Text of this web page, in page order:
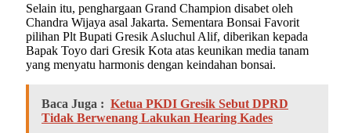
Selain itu, penghargaan Grand Champion disabet oleh
Chandra Wijaya asal Jakarta. Sementara Bonsai Favorit
pilihan Plt Bupati Gresik Asluchul Alif, diberikan kepada
Bapak Toyo dari Gresik Kota atas keunikan media tanam
yang menyatu harmonis dengan keindahan bonsai.
Baca Juga : Ketua PKDI Gresik Sebut DPRD
Tidak Berwenang Lakukan Hearing Kades